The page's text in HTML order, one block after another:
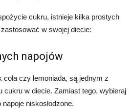
cukru, istnieje kilka prostych
w swojej diecie:
napojów
cola czy lemoniada, są jednym z
cukru w diecie. Zamiast tego, wybieraj
niskosłodzone.